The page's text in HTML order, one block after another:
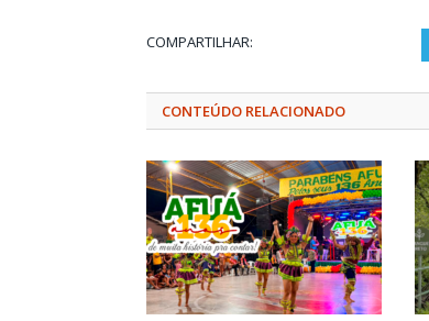
COMPARTILHAR:
CONTEÚDO RELACIONADO